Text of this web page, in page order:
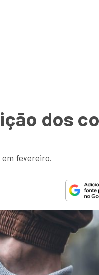
dos
em fevereiro.